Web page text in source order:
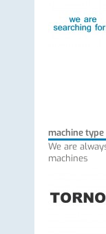
machine type
We are
machines